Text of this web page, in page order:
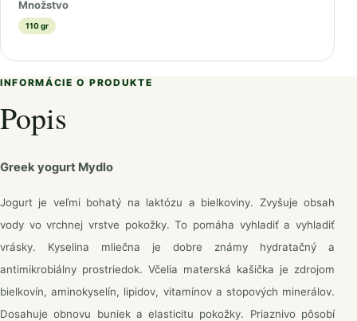
Množstvo
110 gr
INFORMÁCIE O PRODUKTE
Popis
Greek yogurt Mydlo
Jogurt je veľmi bohatý na laktózu a bielkoviny. Zvyšuje obsah
vody vo vrchnej vrstve pokožky. To pomáha vyhladiť a vyhladiť
vrásky. Kyselina mliečna je dobre známy hydratačný a
antimikrobiálny prostriedok. Včelia materská kašička je zdrojom
bielkovín, aminokyselín, lipidov, vitamínov a stopových minerálov.
Dosahuje obnovu buniek a elasticitu pokožky. Priaznivo pôsobí